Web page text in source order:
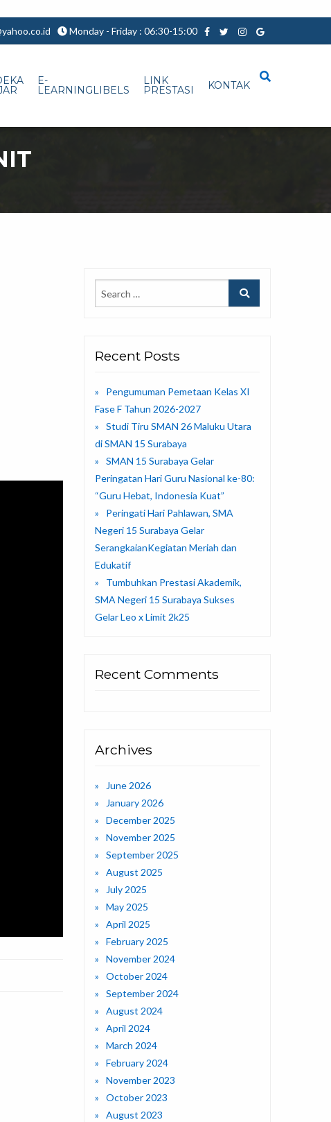
Monday - Friday : 06:30-15:00
E-
LEARNINGLIBELS
LINK
PRESTASI KONTAK
Recent Posts
Pengumuman Pemetaan Kelas XI
Fase F Tahun 2026-2027
Studi Tiru SMAN 26 Maluku Utara
di SMAN 15 Surabaya
SMAN 15 Surabaya Gelar
Peringatan Hari Guru Nasional ke-80:
“Guru Hebat, Indonesia Kuat”
Peringati Hari Pahlawan, SMA
Negeri 15 Surabaya Gelar
SerangkaianKegiatan Meriah dan
Edukatif
Tumbuhkan Prestasi Akademik,
SMA Negeri 15 Surabaya Sukses
Gelar Leo x Limit 2k25
Recent Comments
Archives
June 2026
January 2026
December 2025
November 2025
September 2025
August 2025
July 2025
May 2025
April 2025
February 2025
November 2024
October 2024
September 2024
August 2024
April 2024
March 2024
February 2024
November 2023
October 2023
August 2023